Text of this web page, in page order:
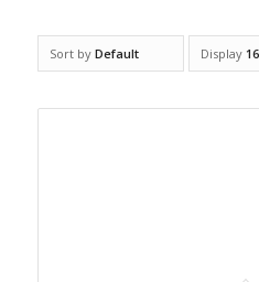
Sort by Default Display